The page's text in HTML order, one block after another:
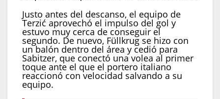
Justo antes del descanso, el equipo de
Terzić aprovechó el impulso del gol y
estuvo muy cerca de conseguir el
segundo. De nuevo, Füllkrug se hizo con
un balón dentro del área y cedió para
Sabitzer, que conectó una volea al primer
toque ante el que el portero italiano
reaccionó con velocidad salvando a su
equipo.